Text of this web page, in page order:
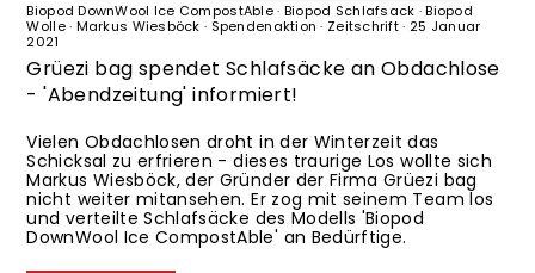
Biopod DownWool Ice CompostAble· Biopod Schlafsack ·Biopod
Wolle· Markus Wiesböck· Spendenaktion· Zeitschrift· 25 Januar
2021
Grüezi bag spendet Schlafsäcke an Obdachlose
- 'Abendzeitung' informiert!
Vielen Obdachlosen droht in der Winterzeit das
Schicksal zu erfrieren - dieses traurige Los wollte sich
Markus Wiesböck, der Gründer der Firma Grüezi bag
nicht weiter mitansehen. Er zog mit seinem Team los
und verteilte Schlafsäcke des Modells 'Biopod
DownWool Ice CompostAble' an Bedürftige.